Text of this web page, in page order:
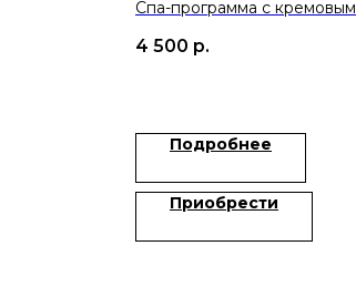
Спа-программа с кремовым
ананасовым маслом
4 500 р.
Подробнее
Приобрести